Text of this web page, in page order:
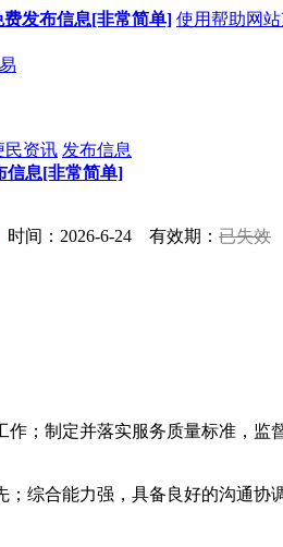
费发布信息[非常简单] 使用帮助网
民资讯 发布信息
信息[非常简单]
时间：2026-6-24 有效期： 已失效
；制定并落实服务质量标准，
综合能力强，具备良好的沟通协